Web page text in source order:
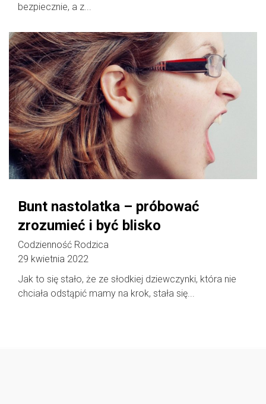
bezpiecznie, a z...
Bunt nastolatka – próbować
zrozumieć i być blisko
Codzienność Rodzica
29 kwietnia 2022
Jak to się stało, że ze słodkiej dziewczynki, która nie
chciała odstąpić mamy na krok, stała się...